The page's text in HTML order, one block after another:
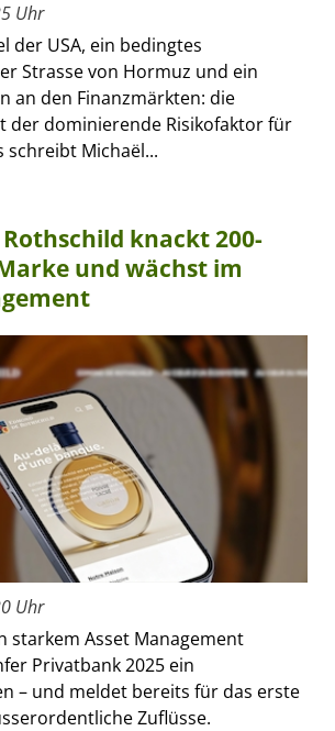
Uhr
der USA, ein bedingtes
Strasse von Hormuz und ein
an den Finanzmärkten: die
der dominierende Risikofaktor für
schreibt Michaël...
knackt 200-
und wächst im
Uhr
starkem Asset Management
Privatbank 2025 ein
– und meldet bereits für das erste
Zuflüsse.